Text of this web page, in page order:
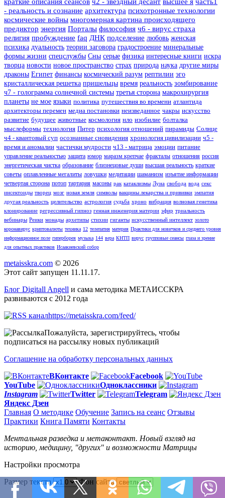
- реальность и сознание архитектура психотронные технологии
космические войны многомерная картина происходящего
предиктор энергия Порталы философия ч6 - вирус страха
религия пробуждение faq ДНК подселение любовь женская
психика дуальность теории заговора градостроение минеральные
формы жизни спецслужбы Сны серые физика интересные книги искра
творца новости новое пространство страх природа наука другие миры
драконы Египет финансы космический разум рептилии эго
кристаллическая решетка пришельцы время реальность зомбирование
ч7 - голограмма солнечной системы третья сторона макрохирургия
планеты не мое языки политика путешествия во времени атлантида
архитекторы перемен медиа постановки неизведанное чакры искусство
развитие будущее животные космология нло изобилие болталка
мыслеформы технология Питер психология отношений пирамиды Солнце
ч4 - квантовый суп осознанные сновидения хронология цивилизации ч5 -
время и аномалии частички мудрости ч13 - матрица эмоции питание
управление реальностью защита юмор маразм крепчае фракталы отношения россия
энергетическая чистка образование близнецовые души высшая реальность краткие
советы оплавленные мегалиты ловушки медитации шаманизм изъятие информации
четвертая сторона потоп тартария масоны рак катаклизмы Луна свобода вода секс
инсектоиды творец мозг новая земля символы вакцины лекарства и прививки эмпатия
другая реальность целительство астрология судьба хроно вибрация волновая генетика
клонирование регрессивный гипноз генная инженерия материи эфир триальность
вебинары Реики монады архетипы стихии гиганты искусственный интеллект золото
коронавирус криптовалюты техника 12 телепатия материя Практики для новичков и среднего уровня
информационное поле гиперборея музыка 144 вера КНТП вирус групповые сеансы глаза и зрение
для опытных практиков Исаакиевский собор
metaisskra.com © 2026
Этот сайт запущен 11.11.17.
Блог Digitall Angell и сама методика МЕТАИССКРА
развиваются с 2012 года
https://metaisskra.com/feed/
Пожалуйста, зарегистрируйтесь, чтобы
подписаться на рассылку новых публикаций
Соглашение на обработку персональных данных
ВКонтакте
Facebook
YouTube
Одноклассники
Instagram
Twitter
Telegram
Яндекс Дзен
Главная О методике Обучение Запись на сеанс Отзывы
Практики Книга Памяти Контакты
Ментальная разведка и метаконтакт. Новый взгляд на
историю, медицину, "других" и возможности Матрицы
Настройки просмотра
Размер текста
Фон сайта